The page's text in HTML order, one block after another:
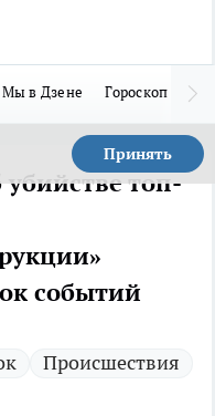
Мы в Дзене Гороскоп
Принять
убийстве топ-
событий
Происшествия